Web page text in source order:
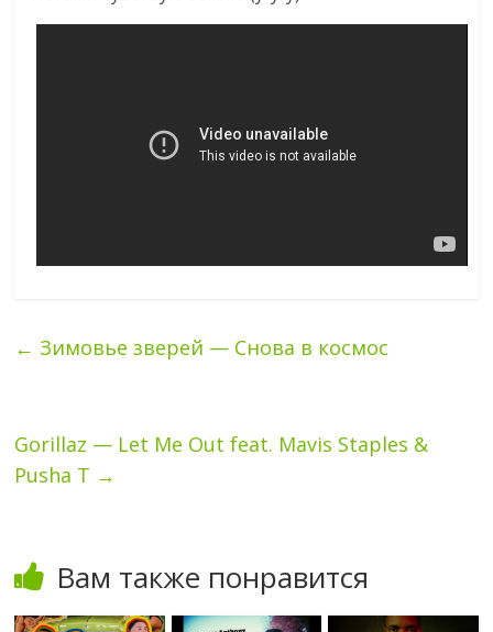
← Зимовье зверей — Снова в космос
Gorillaz — Let Me Out feat. Mavis Staples &
Pusha T →
Вам также понравится